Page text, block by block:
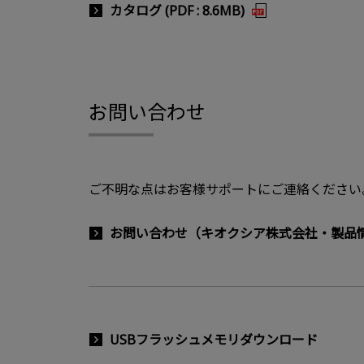
カタログ (PDF : 8.6MB)
お問い合わせ
ご不明な点はお客様サポートにご連絡ください
お問い合わせ（キオクシア株式会社・製品
USBフラッシュメモリダウンロード